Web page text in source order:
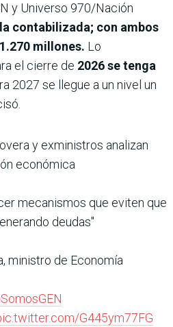
y Universo 970/Nación
contabilizada; con ambos
millones. Lo
el cierre de 2026 se tenga
2027 se llegue a un nivel un
y exministros analizan
económica
mecanismos que eviten que
deudas"
ministro de Economía
G445ym77FG